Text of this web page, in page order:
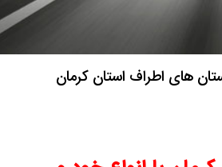
های اطراف استان کرمان